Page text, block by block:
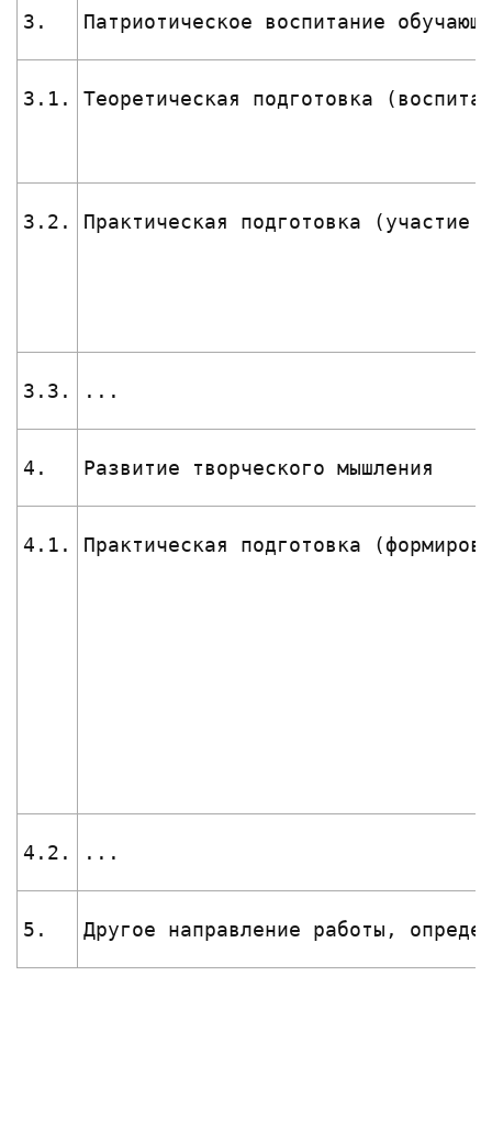
3. Патриотическое воспитание
3.1. Теоретическая подготовка
3.2. Практическая подготовка (участие
3.3. ...
4. Развитие творческого мышления
4.1. Практическая подготовка
4.2. ...
5. Другое направление работы,